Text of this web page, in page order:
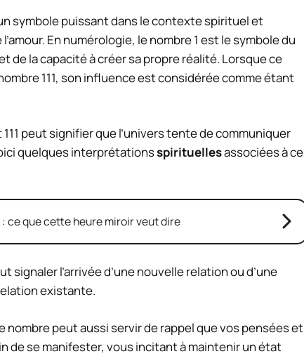
symbole puissant dans le contexte spirituel et
En numérologie, le nombre 1 est le symbole du
de la capacité à créer sa propre réalité. Lorsque ce
111, son influence est considérée comme étant
peut signifier que l’univers tente de communiquer
quelques interprétationsspirituellesassociées à ce
ce que cette heure miroir veut dire
signaler l’arrivée d’une nouvelle relation ou d’une
existante.
nombre peut aussi servir de rappel que vos pensées et
de se manifester, vous incitant à maintenir un état